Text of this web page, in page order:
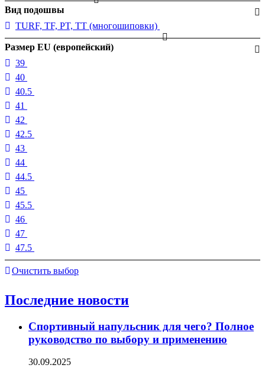
Вид подошвы
TURF, TF, PT, TT (многошиповки)
Размер EU (европейский)
39
40
40.5
41
42
42.5
43
44
44.5
45
45.5
46
47
47.5
Очистить выбор
Последние новости
Спортивный напульсник для чего? Полное
руководство по выбору и применению
30.09.2025